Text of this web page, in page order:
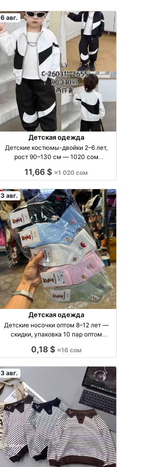
6 авг.
Детская одежда
Детские костюмы-двойки 2–6 лет,
рост 90–130 см — 1020 сом
11,66 $ ≈1 020 сом
3 авг.
Детская одежда
Детские носочки оптом 8–12 лет —
скидки, упаковка 10 пар оптом
0,18 $ ≈16 сом
3 авг.